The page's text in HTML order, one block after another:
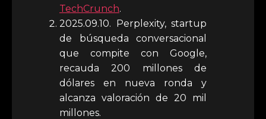
TechCrunch.
2025.09.10. Perplexity, startup
de búsqueda conversacional
que compite con Google,
recauda 200 millones de
dólares en nueva ronda y
alcanza valoración de 20 mil
millones.